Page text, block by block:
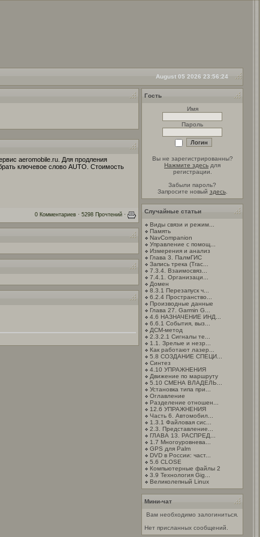
August 05 2026 23:56:24
aeromobile.ru. Для продления
ключевое слово AUTO. Стоимость
0 Комментариев · 5298 Прочтений ·
Гость
Имя
Пароль
Вы не зарегистрированны?
Нажмите здесь для
регистрации.
Забыли пароль?
Запросите новый здесь.
Случайные статьи
Виды связи и режим...
Память
NavCompanion
Управление с помощ...
Измерения и анализ
Глава 3. ПалмГИС
Запись трека (Trac...
7.3.4. Взаимосвяз...
7.4.1. Организаци...
Домен
8.3.1 Перезапуск ч...
6.2.4 Пространство...
Производные данные
Глава 27. Garmin G...
4.6 НАЗНАЧЕНИЕ ИНД...
6.6.1 События, выз...
ДСМ-метод
2.3.2.1 Сигналы те...
1.1. Зрелые и незр...
Как работают лазер...
5.8 СОЗДАНИЕ СПЕЦИ...
Синтез
4.10 УПРАЖНЕНИЯ
Движение по маршруту
5.10 CМЕНА ВЛАДЕЛЬ...
Установка типа при...
Оглавление
Разделение отношен...
12.6 УПРАЖНЕНИЯ
Часть 6. Автомобил...
1.3.1 Файловая сис...
2.3. Представление...
ГЛАВА 13. РАСПРЕД...
1.7 Многоуровнева...
GPS для Palm
DVD в России: част...
5.6 CLOSЕ
Компьютерные файлы 2
3.9 Технология Gig...
Великолепный Linux
Мини-чат
Вам необходимо залогиниться.
Нет присланных сообщений.